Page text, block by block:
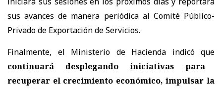
sus avances de manera periódica al Comité Público-
Privado de Exportación de Servicios.
Finalmente, el Ministerio de Hacienda indicó que
continuará desplegando iniciativas para
recuperar el crecimiento económico, impulsar la